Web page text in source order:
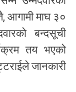
आगामी माघ ३०
बन्दसूची
तय भएको
जानकारी